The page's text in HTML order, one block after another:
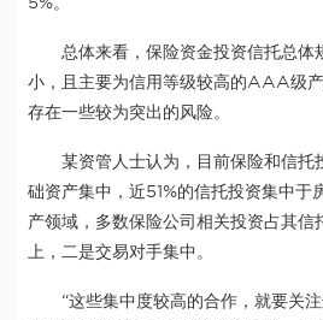
总体来看，保险资金投资信托总体
小，且主要为信用等级较高的AAA级
存在一些较为突出的风险。
某资管人士认为，目前保险和信托
础资产集中，近51%的信托投资集中于
产领域，多数保险公司相关投资占其
上，二是交易对手集中。
“这些集中度较高的合作，就要关注